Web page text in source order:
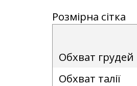
Розмірна сітка
Обхват грудей
Обхват талії